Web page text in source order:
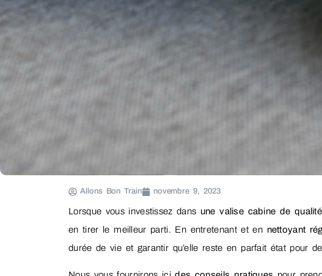
Allons Bon Train novembre 9, 2023
Lorsque vous investissez dans une valise cabine de
en tirer le meilleur parti. En entretenant et en nettoyant
durée de vie et garantir qu’elle reste en parfait état pour